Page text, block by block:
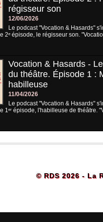
régisseur son
12/06/2026
Le podcast "Vocation & Hasards"
2ᵉ épisode, le régisseur son.
Vocation & Hasards -
du théâtre. Épisode 1 :
habilleuse
11/04/2026
Le podcast "Vocation & Hasards"
1ᵉʳ épisode, l'habilleuse de théâtre.
© RDS 2026 - La